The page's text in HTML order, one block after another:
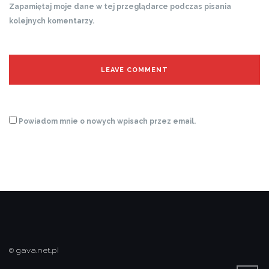
Zapamiętaj moje dane w tej przeglądarce podczas pisania
kolejnych komentarzy.
Powiadom mnie o nowych wpisach przez email.
© gava.net.pl